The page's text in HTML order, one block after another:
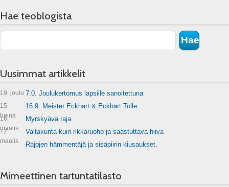
Hae teoblogista
Uusimmat artikkelit
19. joulu 7.0. Joulukertomus lapsille sanoitettuna
15.
heinä
16.9. Meister Eckhart & Eckhart Tolle
16.
maalis
Myrskyävä raja
12.
maalis
Valtakunta kuin rikkaruoho ja saastuttava hiiva
Rajojen hämmentäjä ja sisäpiirin kiusaukset.
Mimeettinen tartuntatilasto